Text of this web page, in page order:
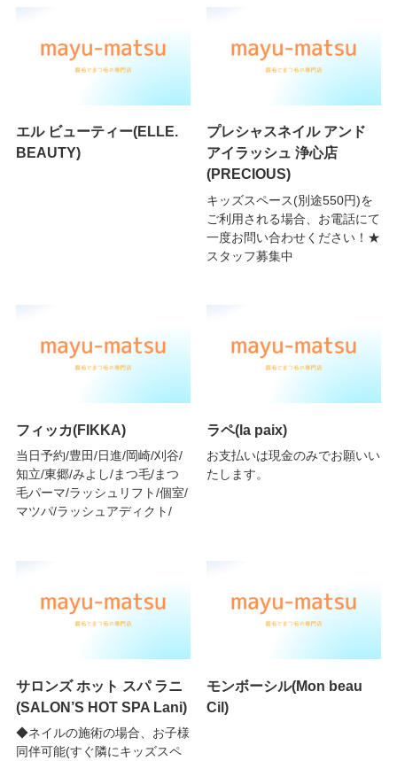
エル ビューティー(ELLE.
BEAUTY)
プレシャスネイル アンド
アイラッシュ 浄心店
(PRECIOUS)
キッズスペース(別途550円)を
ご利用される場合、お電話にて
一度お問い合わせください！★
スタッフ募集中
フィッカ(FIKKA)
当日予約/豊田/日進/岡崎/刈谷/
知立/東郷/みよし/まつ毛/まつ
毛パーマ/ラッシュリフト/個室/
マツパ/ラッシュアディクト/
ラペ(la paix)
お支払いは現金のみでお願いい
たします。
サロンズ ホット スパ ラニ
(SALON’S HOT SPA Lani)
◆ネイルの施術の場合、お子様
同伴可能(すぐ隣にキッズスペ
モンボーシル(Mon beau
Cil)